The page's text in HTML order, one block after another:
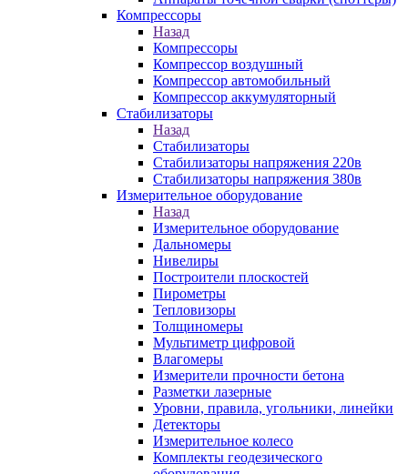
Компрессоры
Назад
Компрессоры
Компрессор воздушный
Компрессор автомобильный
Компрессор аккумуляторный
Стабилизаторы
Назад
Стабилизаторы
Стабилизаторы напряжения 220в
Стабилизаторы напряжения 380в
Измерительное оборудование
Назад
Измерительное оборудование
Дальномеры
Нивелиры
Построители плоскостей
Пирометры
Тепловизоры
Толщиномеры
Мультиметр цифровой
Влагомеры
Измерители прочности бетона
Разметки лазерные
Уровни, правила, угольники, линейки
Детекторы
Измерительное колесо
Комплекты геодезического